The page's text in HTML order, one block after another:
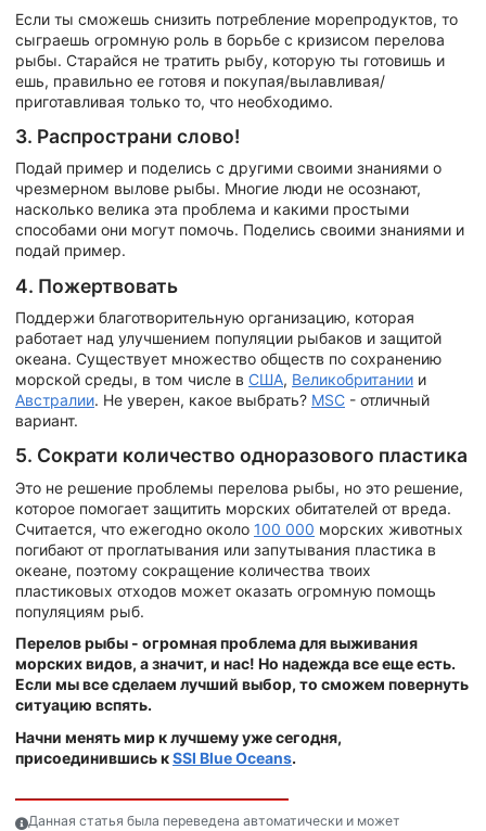
Если ты сможешь снизить потребление морепродуктов, то
сыграешь огромную роль в борьбе с кризисом перелова
рыбы. Старайся не тратить рыбу, которую ты готовишь и
ешь, правильно ее готовя и покупая/вылавливая/
приготавливая только то, что необходимо.
3. Распространи слово!
Подай пример и поделись с другими своими знаниями о
чрезмерном вылове рыбы. Многие люди не осознают,
насколько велика эта проблема и какими простыми
способами они могут помочь. Поделись своими знаниями и
подай пример.
4. Пожертвовать
Поддержи благотворительную организацию, которая
работает над улучшением популяции рыбаков и защитой
океана. Существует множество обществ по сохранению
морской среды, в том числе в США, Великобритании и
Австралии. Не уверен, какое выбрать? MSC - отличный
вариант.
5. Сократи количество одноразового пластика
Это не решение проблемы перелова рыбы, но это решение,
которое помогает защитить морских обитателей от вреда.
Считается, что ежегодно около 100 000 морских животных
погибают от проглатывания или запутывания пластика в
океане, поэтому сокращение количества твоих
пластиковых отходов может оказать огромную помощь
популяциям рыб.
Перелов рыбы - огромная проблема для выживания
морских видов, а значит, и нас! Но надежда все еще есть.
Если мы все сделаем лучший выбор, то сможем повернуть
ситуацию вспять.
Начни менять мир к лучшему уже сегодня,
присоединившись кSSI Blue Oceans.
Данная статья была переведена автоматически и может